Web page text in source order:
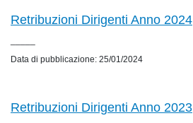
Retribuzioni Dirigenti Anno 2024
Data di pubblicazione: 25/01/2024
Retribuzioni Dirigenti Anno 2023